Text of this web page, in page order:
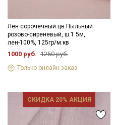
Лен сорочечный цв.Пыльный
розово-сиреневый, ш.1.5м,
лен-100%, 125гр/м.кв
1000 руб. 1250 руб.
Только онлайн-заказ
СКИДКА 20% АКЦИЯ